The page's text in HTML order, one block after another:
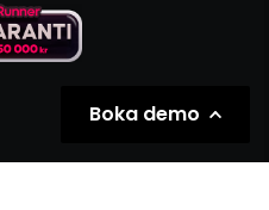
Boka demo